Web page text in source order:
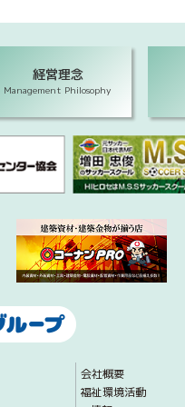
経営理念
Management Philosophy
会社概要
福祉環境活動